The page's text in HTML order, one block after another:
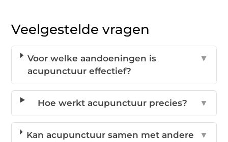
Veelgestelde vragen
Voor welke aandoeningen is
acupunctuur effectief?
▼
Hoe werkt acupunctuur precies? ▼
Kan acupunctuur samen met andere
▼